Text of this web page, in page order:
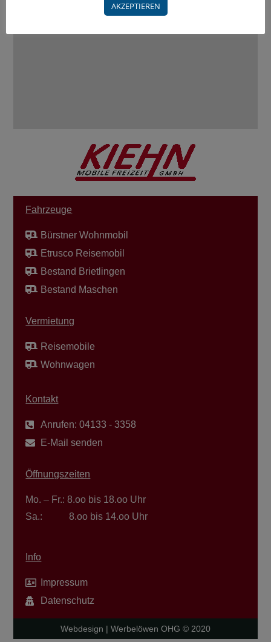
Fahrzeuge
Bürstner Wohnmobil
Etrusco Reisemobil
Bestand Brietlingen
Bestand Maschen
Vermietung
Reisemobile
Wohnwagen
Kontakt
Anrufen: 04133 - 3358
E-Mail senden
Öffnungszeiten
Mo. – Fr.: 8.oo bis 18.oo Uhr
Sa.: 8.oo bis 14.oo Uhr
Info
Impressum
Datenschutz
Webdesign | Werbelöwen OHG © 2020
AKZEPTIEREN